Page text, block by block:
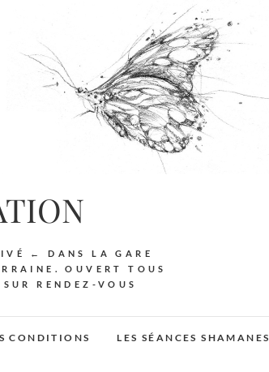
← DANS LA GARE
OUVERT TOUS
RENDEZ-VOUS
CONDITIONS LES SÉANCES SHAMANES